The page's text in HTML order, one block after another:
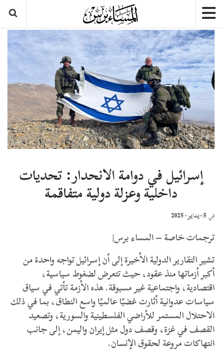
إسرائيل في دوامة الانحدار: تحديات
داخلية وعزلة دولية متفاقمة
في 5-يناير- 2025
ترجمات خاصة – المساء برس|
تشير التقارير الدولية الأخيرة إلى أن إسرائيل تواجه واحدة من
أكبر أزماتها منذ عقود، حيث تتعرض لضغوط سياسية،
اقتصادية، واجتماعية غير مسبوقة. هذه الأزمة تأتي في سياق
سياسات عدوانية أثارت غضبًا عالميًا واسع النطاق، بما في ذلك
الاحتلال المستمر للأراضي الفلسطينية والسورية، وتصعيد
القصف في غزة، وقصف دول مثل إيران واليمن، إلى جانب
انتهاكات مروعة لحقوق الإنسان.